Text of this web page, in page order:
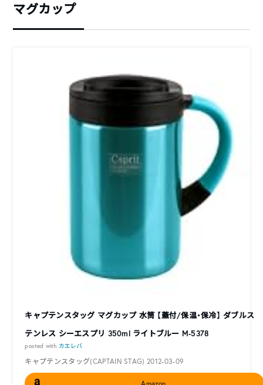
マグカップ
キャプテンスタッグ マグカップ 水筒 【蓋付/保温・保冷】 ダブルス
テンレス シーエスプリ 350ml ライトブルー M-5378
posted with カエレバ
キャプテンスタッグ(CAPTAIN STAG) 2012-03-09